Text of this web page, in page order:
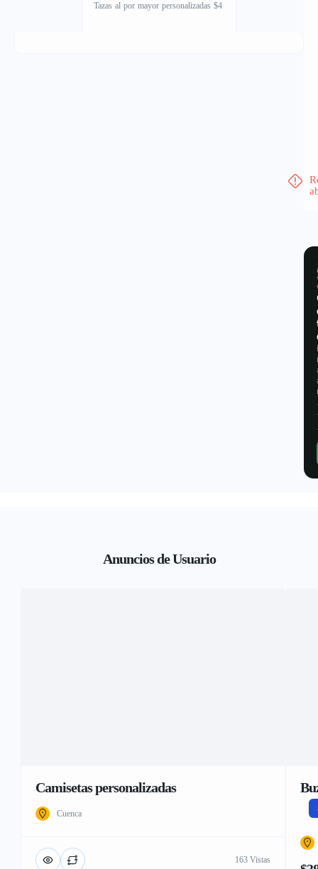
Tazas al por mayor personalizadas $4
Anuncios de Usuario
Camisetas personalizadas
Cuenca
163 Vistas